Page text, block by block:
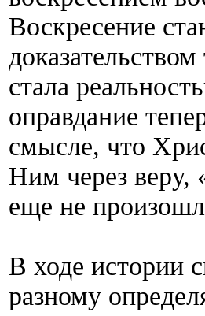
Воскресение
стала
оправдание
смысле, что
Ним через веру,
еще не
В ходе истории
разному